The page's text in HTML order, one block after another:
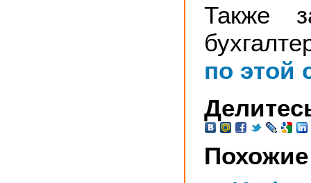
Также
по этой